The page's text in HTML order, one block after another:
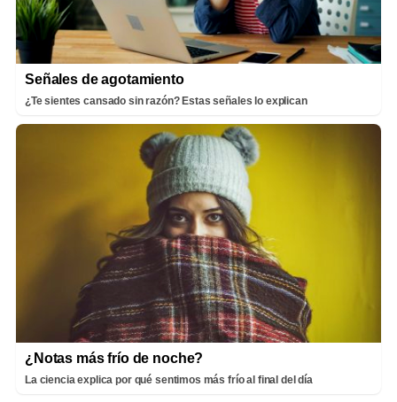
Señales de agotamiento
¿Te sientes cansado sin razón? Estas señales lo explican
¿Notas más frío de noche?
La ciencia explica por qué sentimos más frío al final del día